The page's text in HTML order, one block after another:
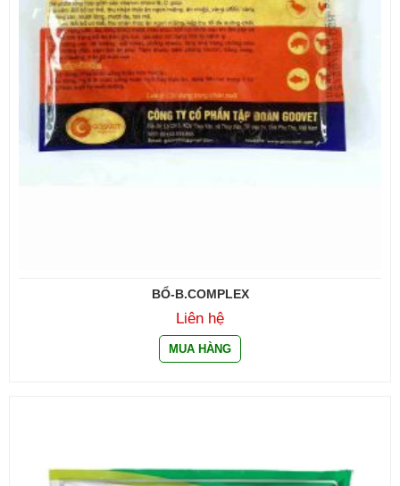
BỔ-B.COMPLEX
Liên hệ